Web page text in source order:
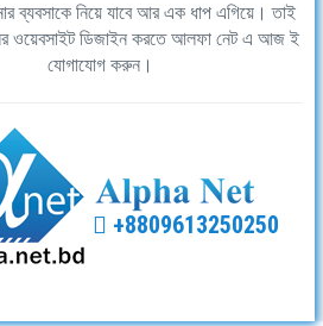
ব্যবসাকে নিয়ে যাবে আর এক ধাপ এগিয়ে। তাই
ওয়েবসাইট ডিজাইন করতে আলফা নেট এ আজ ই
যোগাযোগ করুন।
+8809613250250